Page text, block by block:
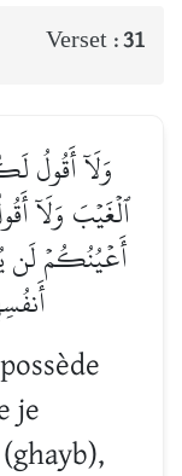
Verset :31
وَلَآ أَقُولُ
ٱلۡغَيۡبَ وَلَآ
أَعۡيُنُكُمۡ لَن
je